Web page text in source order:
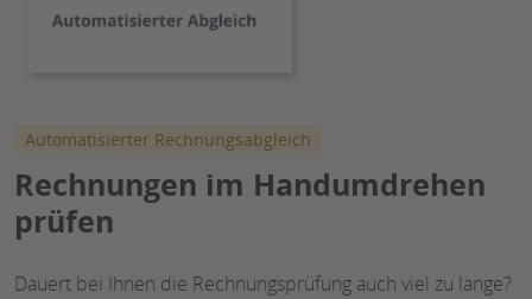
Automatisierter Rechnungsabgleich
Rechnungen im Handumdrehen
prüfen
Dauert bei Ihnen die Rechnungsprüfung auch viel zu lange?